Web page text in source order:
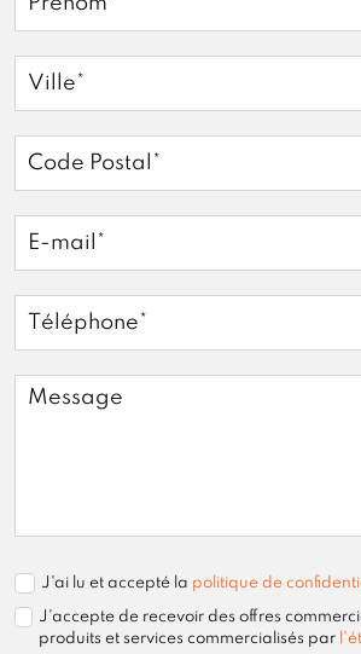
J'ai lu et accepté la politique de
J'accepte de recevoir des offres
produits et services commercialisés par